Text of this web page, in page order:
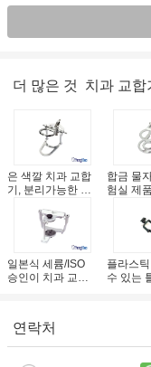
더 많은 것 치과 교합
은 색깔 치과 교합
기, 분리가능한 유
합금 물
험실 제
일본식 세륨/ISO
승인이 치과 교합
플라스
수 있는
연락처